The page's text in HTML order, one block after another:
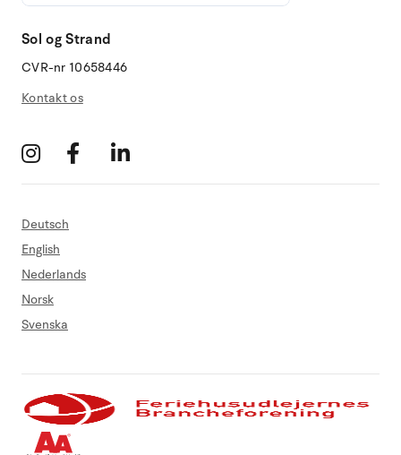
Sol og Strand
CVR-nr 10658446
Kontakt os
Deutsch
English
Nederlands
Norsk
Svenska